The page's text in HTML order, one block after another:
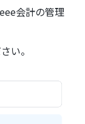
会計の管理
い。